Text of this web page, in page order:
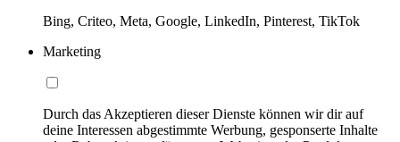
Bing, Criteo, Meta, Google, LinkedIn, Pinterest, TikTok
Marketing
Durch das Akzeptieren dieser Dienste können wir dir auf
deine Interessen abgestimmte Werbung, gesponserte Inhalte